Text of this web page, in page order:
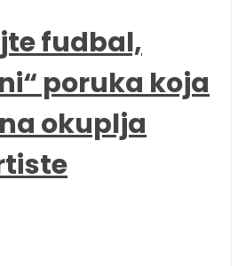
fudbal,
poruka koja
okuplja